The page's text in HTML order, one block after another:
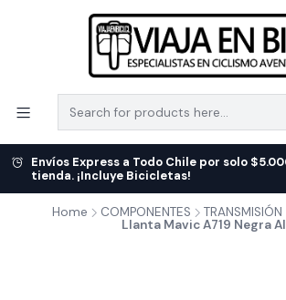
Envíos Express a Todo Chile por solo
tienda. ¡Incluye Bicicletas!
Home COMPONENTES TRANSMISIÓN
Llanta Mavic A719 Negra